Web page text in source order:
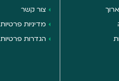
צור קשר
מדיניות פרטיות
הגדרות פרטיות